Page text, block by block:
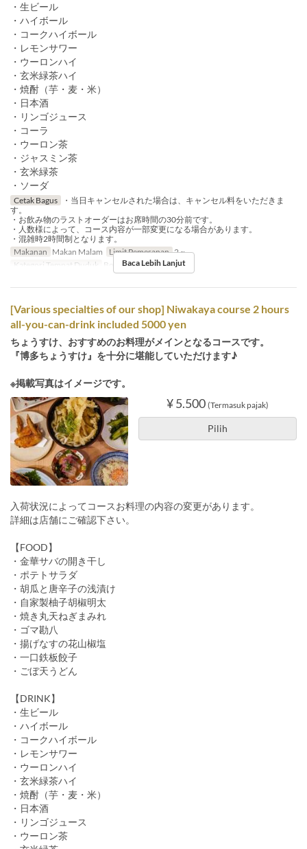
・生ビール
・ハイボール
・コークハイボール
・レモンサワー
・ウーロンハイ
・玄米緑茶ハイ
・焼酎（芋・麦・米）
・日本酒
・リンゴジュース
・コーラ
・ウーロン茶
・ジャスミン茶
・玄米緑茶
・ソーダ
Cetak Bagus
・当日キャンセルされた場合は、キャンセル料をいただきま
す。
・お飲み物のラストオーダーはお席時間の30分前です。
・人数様によって、コース内容が一部変更になる場合があります。
・混雑時2時間制となります。
Makanan Makan Malam Limit Pemesanan 2 ~
Kategori Tempat Duduk
Book a Table
Baca Lebih Lanjut
[Various specialties of our shop] Niwakaya course 2 hours
all-you-can-drink included 5000 yen
ちょうすけ、おすすめのお料理がメインとなるコースです。
『博多ちょうすけ』を十分に堪能していただけます♪
※掲載写真はイメージです。
¥ 5.500 (Termasuk pajak)
Pilih
入荷状況によってコースお料理の内容の変更があります。
詳細は店舗にご確認下さい。
【FOOD】
・金華サバの開き干し
・ポテトサラダ
・胡瓜と唐辛子の浅漬け
・自家製柚子胡椒明太
・焼き丸天ねぎまみれ
・ゴマ勘八
・揚げなすの花山椒塩
・一口鉄板餃子
・ごぼ天うどん
【DRINK】
・生ビール
・ハイボール
・コークハイボール
・レモンサワー
・ウーロンハイ
・玄米緑茶ハイ
・焼酎（芋・麦・米）
・日本酒
・リンゴジュース
・ウーロン茶